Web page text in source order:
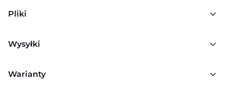
Pliki
Wysyłki
Warianty